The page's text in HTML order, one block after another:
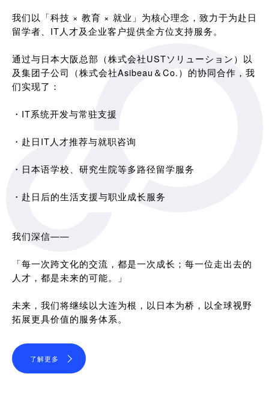
我们以「科技 × 教育 × 就业」为核心理念，致力于为赴日
留学者、IT人才及企业客户提供全方位支持服务。
通过与日本大阪总部（株式会社USTソリューション）以
及集团子公司（株式会社Asibeau＆Co.）的协同合作，我
们实现了：
・IT系统开发与常驻支援
・赴日IT人才推荐与就职咨询
・日本语学校、研究生院等多路径留学服务
・赴日后的生活支援与职业成长服务
我们深信——
「每一次跨文化的交流，都是一次成长；每一位走出去的
人才，都是未来的可能。」
未来，我们将继续以大连为根，以日本为桥，以全球视野
拓展更具价值的服务体系。
了解更多